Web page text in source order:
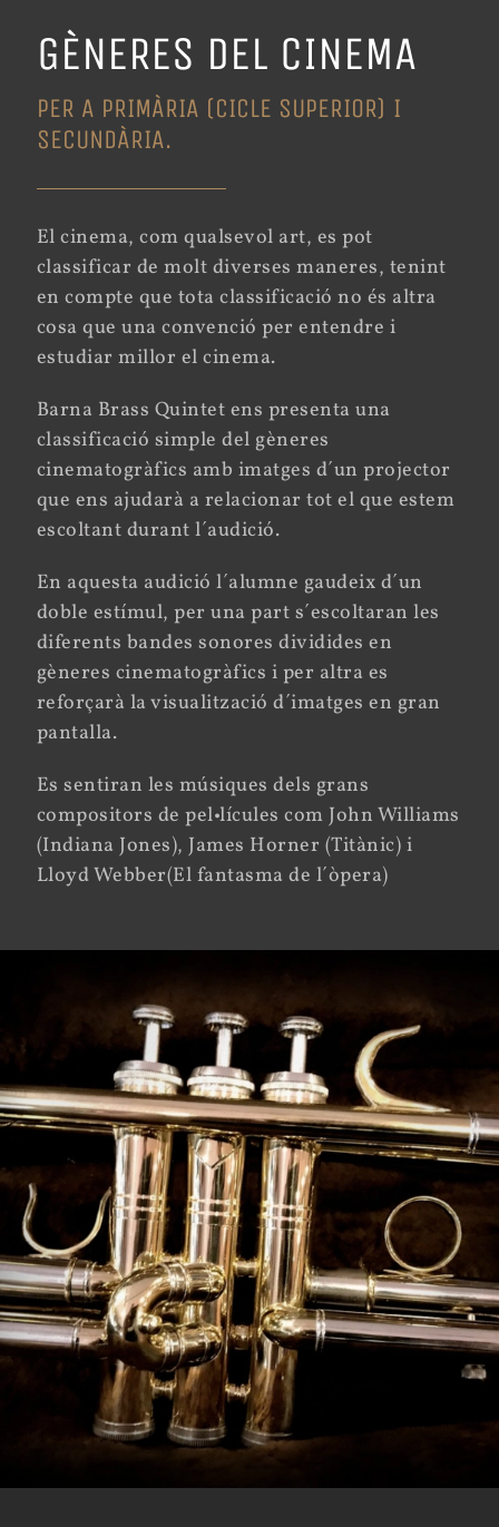
GÈNERES DEL CINEMA
PER A PRIMÀRIA (CICLE SUPERIOR) I
SECUNDÀRIA.
El cinema, com qualsevol art, es pot
classificar de molt diverses maneres, tenint
en compte que tota classificació no és altra
cosa que una convenció per entendre i
estudiar millor el cinema.
Barna Brass Quintet ens presenta una
classificació simple del gèneres
cinematogràfics amb imatges d´un projector
que ens ajudarà a relacionar tot el que estem
escoltant durant l´audició.
En aquesta audició l´alumne gaudeix d´un
doble estímul, per una part s´escoltaran les
diferents bandes sonores dividides en
gèneres cinematogràfics i per altra es
reforçarà la visualització d´imatges en gran
pantalla.
Es sentiran les músiques dels grans
compositors de pel•lícules com John Williams
(Indiana Jones), James Horner (Titànic) i
Lloyd Webber(El fantasma de l´òpera)